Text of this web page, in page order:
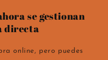
se gestionan
directa
online, pero puedes